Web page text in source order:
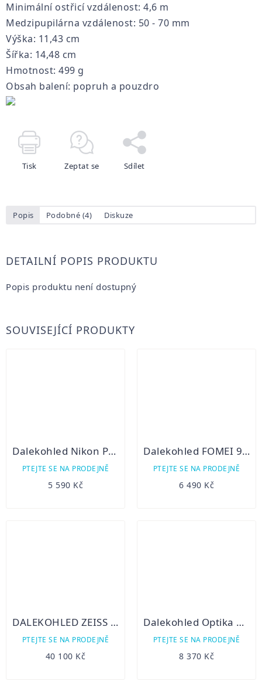
Minimální ostřicí vzdálenost: 4,6 m
Medzipupilárna vzdálenost: 50 - 70 mm
Výška: 11,43 cm
Šířka: 14,48 cm
Hmotnost: 499 g
Obsah balení: popruh a pouzdro
Tisk Zeptat se Sdílet
Popis Podobné (4) Diskuze
DETAILNÍ POPIS PRODUKTU
Popis produktu není dostupný
SOUVISEJÍCÍ PRODUKTY
Dalekohled Nikon Prostaff 7s 10x30
PTEJTE SE NA PRODEJNĚ
5 590 Kč
Dalekohled FOMEI 9x63 ZCF LEADER RSV, SMC
PTEJTE SE NA PRODEJNĚ
6 490 Kč
DALEKOHLED ZEISS CONQUEST HD 10×56
PTEJTE SE NA PRODEJNĚ
40 100 Kč
Dalekohled Optika HD 8x42
PTEJTE SE NA PRODEJNĚ
8 370 Kč